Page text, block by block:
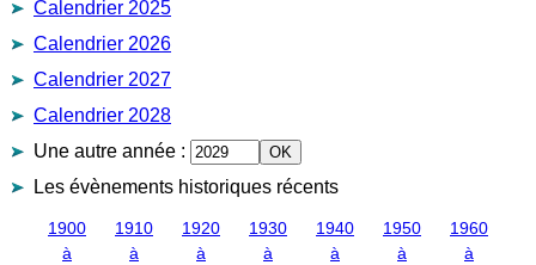
Calendrier 2025
Calendrier 2026
Calendrier 2027
Calendrier 2028
Une autre année :
Les évènements historiques récents
1900
à
1910
à
1920
à
1930
à
1940
à
1950
à
1960
à